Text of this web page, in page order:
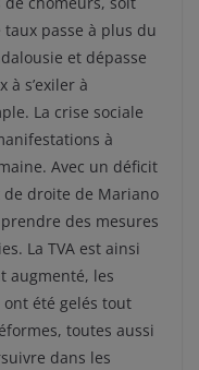
passe à plus du
et dépasse
à s’exiler à
La crise sociale
à
Avec un déficit
de droite de Mariano
des mesures
La TVA est ainsi
augmenté, les
été gelés tout
toutes aussi
dans les